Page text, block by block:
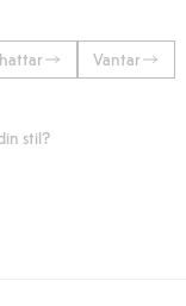
Vantar
stil?